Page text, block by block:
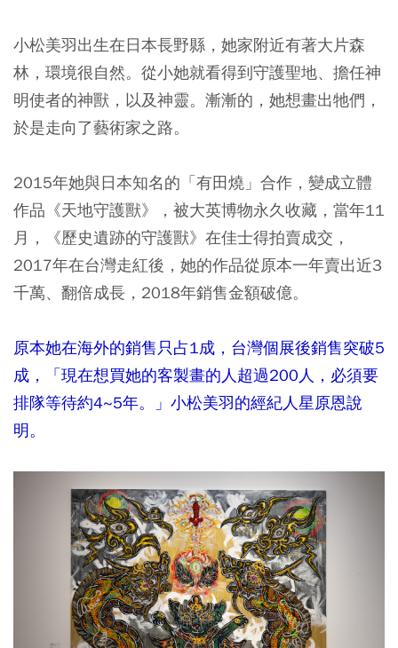
小松美羽出生在日本長野縣，她家附近有著大片森
林，環境很自然。從小她就看得到守護聖地、擔任神
明使者的神獸，以及神靈。漸漸的，她想畫出牠們，
於是走向了藝術家之路。
2015年她與日本知名的「有田燒」合作，變成立體
作品《天地守護獸》，被大英博物永久收藏，當年11
月，《歷史遺跡的守護獸》在佳士得拍賣成交，
2017年在台灣走紅後，她的作品從原本一年賣出近3
千萬、翻倍成長，2018年銷售金額破億。
原本她在海外的銷售只占1成，台灣個展後銷售突破5
成，「現在想買她的客製畫的人超過200人，必須要
排隊等待約4~5年。」小松美羽的經紀人星原恩說
明。